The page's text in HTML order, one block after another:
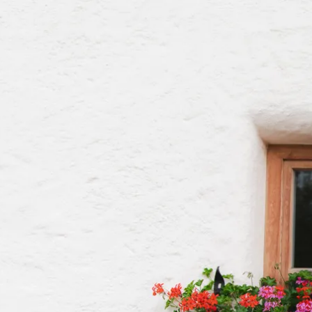
Wandern & Gipfelglück
Chiemsee &
Golfen
&
Orte